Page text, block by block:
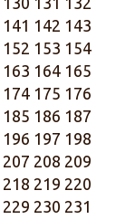
141 142 143
152 153 154
163 164 165
174 175 176
185 186 187
196 197 198
207 208 209
218 219 220
229 230 231